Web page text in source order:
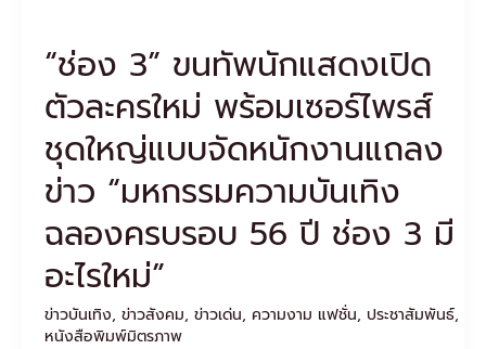
“ช่อง 3” ขนทัพนักแสดงเปิด
ตัวละครใหม่ พร้อมเซอร์ไพรส์
ชุดใหญ่แบบจัดหนักงานแถลง
ข่าว “มหกรรมความบันเทิง
ฉลองครบรอบ 56 ปี ช่อง 3 มี
อะไรใหม่”
ข่าวบันเทิง, ข่าวสังคม, ข่าวเด่น, ความงาม แฟชั่น, ประชาสัมพันธ์,
หนังสือพิมพ์มิตรภาพ
แบบ
จัด
หนัก
งาน
แถลง
ข่าว
“มหกรรม
บันเทิง
ฉลอง
ครบ
รอบ
56